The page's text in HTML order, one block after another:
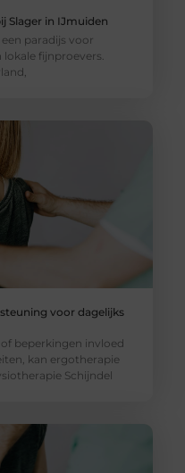
Slager in IJmuiden
paradijs voor
lokale fijnproevers.
voor dagelijks
beperkingen invloed
kan ergotherapie
Schijndel